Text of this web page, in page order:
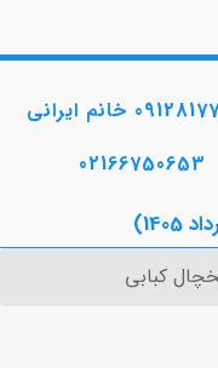
خانم ایرانی
02166750653
کبابی